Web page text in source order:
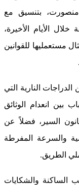
بتنسيق مع
الأيام الأخيرة،
مستعمليها للقوانين
النارية التي
انعدام الوثائق
قانون السير، فضلاً عن
والسرعة المفرطة
الطريق.
الساكنة والشكايات